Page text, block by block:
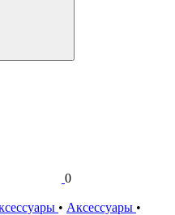
0
• Аксессуары •